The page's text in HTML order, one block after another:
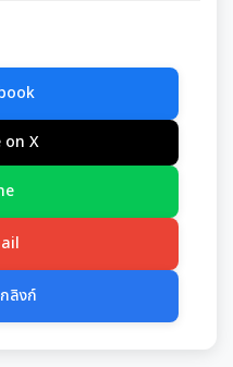
กงาน และข้าราชการท้อง
ารปฏิบัติงานราชการ
มีคุณธรรมจริยธรรม
ช้รถยนต์ของอปท.
ละอัตราค่าเสื่อมราคาสิน
ฒนาทรัพยากรบุคคล
รัพยากรบุคคล
พัฒนาทรัพยากรบุคคล
าหน้าที่ของรัฐ
องเรียนการทุจริตฯ
รทุจริตและประพฤติมิชอบ
ร่วมในการดำเนินงานตาม
Policy
ย No Gift Policy
Gift Policy จากการปฏิบัติ
ตามนโยบาย No Gift
ความโปร่งใส
ไปสู่การพัฒนาองค์กร
พื่อส่งเสริมคุณธรรมและ
นประจำปี
ส่วนร่วม
on X
ลิงก์